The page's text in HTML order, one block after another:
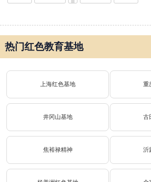
热门红色教育基地
上海红色基地 重
井冈山基地 古
焦裕禄精神 沂